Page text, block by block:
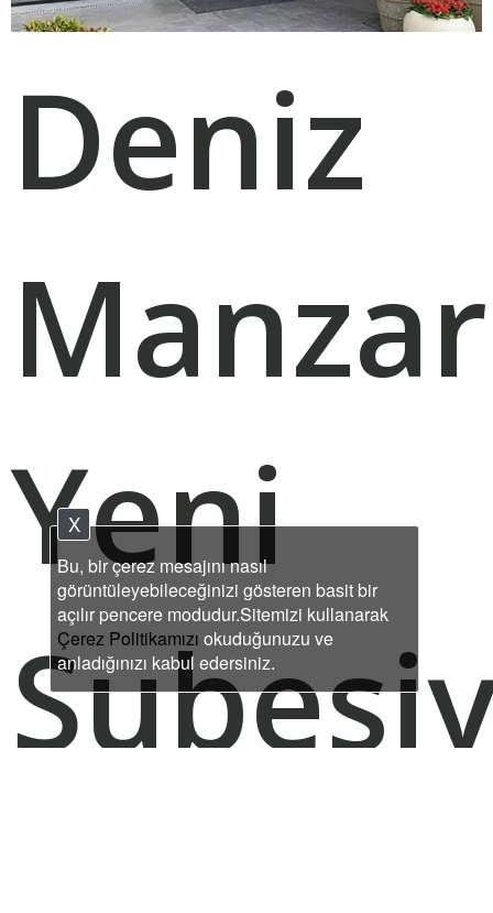
Deniz
Yeni
Bu, bir çerez mesajını nasıl
görüntüleyebileceğinizi gösteren basit bir
açılır pencere modudur.Sitemizi kullanarak
Çerez Politikamızı okuduğunuzu ve
anladığınızı kabul edersiniz.
X